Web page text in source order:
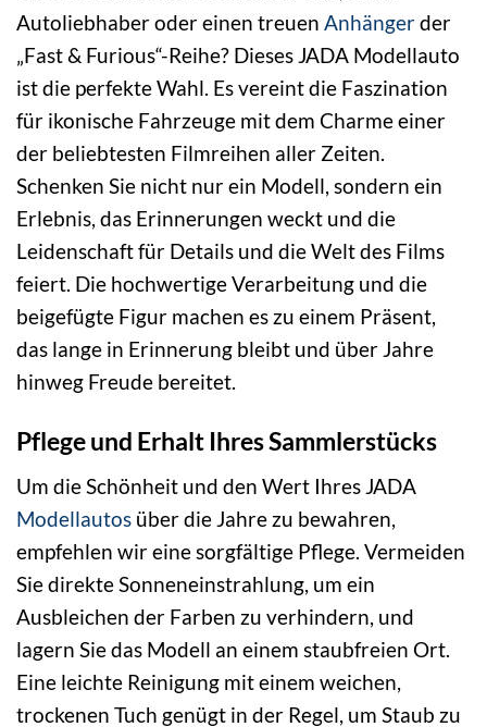
Autoliebhaber oder einen treuen Anhängerder
„Fast & Furious“-Reihe? Dieses JADA Modellauto
ist die perfekte Wahl. Es vereint die Faszination
für ikonische Fahrzeuge mit dem Charme einer
der beliebtesten Filmreihen aller Zeiten.
Schenken Sie nicht nur ein Modell, sondern ein
Erlebnis, das Erinnerungen weckt und die
Leidenschaft für Details und die Welt des Films
feiert. Die hochwertige Verarbeitung und die
beigefügte Figur machen es zu einem Präsent,
das lange in Erinnerung bleibt und über Jahre
hinweg Freude bereitet.
Pflege und Erhalt Ihres Sammlerstücks
Um die Schönheit und den Wert Ihres JADA
Modellautos über die Jahre zu bewahren,
empfehlen wir eine sorgfältige Pflege. Vermeiden
Sie direkte Sonneneinstrahlung, um ein
Ausbleichen der Farben zu verhindern, und
lagern Sie das Modell an einem staubfreien Ort.
Eine leichte Reinigung mit einem weichen,
trockenen Tuch genügt in der Regel, um Staub zu